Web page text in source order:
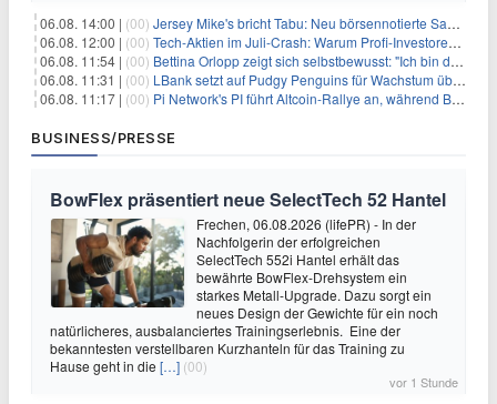
06.08. 14:00 | (00) Jersey Mike's bricht Tabu: Neu börsennotierte Sandwich-Kette startet Millionen-Offensive in digitales Marketing
06.08. 12:00 | (00) Tech-Aktien im Juli-Crash: Warum Profi-Investoren jetzt zugreifen – Stresstest statt Bärenmarkt
06.08. 11:54 | (00) Bettina Orlopp zeigt sich selbstbewusst: "Ich bin die Vorstandsvorsitzende"
06.08. 11:31 | (00) LBank setzt auf Pudgy Penguins für Wachstum über den Handel hinaus
06.08. 11:17 | (00) Pi Network's PI führt Altcoin-Rallye an, während Bitcoin $65.000 anpeilt
BUSINESS/PRESSE
BowFlex präsentiert neue SelectTech 52 Hantel
Frechen, 06.08.2026 (lifePR) - In der
Nachfolgerin der erfolgreichen
SelectTech 552i Hantel erhält das
bewährte BowFlex-Drehsystem ein
starkes Metall-Upgrade. Dazu sorgt ein
neues Design der Gewichte für ein noch
natürlicheres, ausbalanciertes Trainingserlebnis. Eine der
bekanntesten verstellbaren Kurzhanteln für das Training zu
Hause geht in die […] (00)
vor 1 Stunde